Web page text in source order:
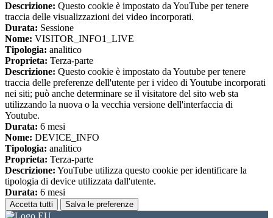
Descrizione: Questo cookie è impostato da YouTube per tenere
traccia delle visualizzazioni dei video incorporati.
Durata: Sessione
Nome: VISITOR_INFO1_LIVE
Tipologia: analitico
Proprieta: Terza-parte
Descrizione: Questo cookie è impostato da Youtube per tenere
traccia delle preferenze dell'utente per i video di Youtube incorporati
nei siti; può anche determinare se il visitatore del sito web sta
utilizzando la nuova o la vecchia versione dell'interfaccia di
Youtube.
Durata: 6 mesi
Nome: DEVICE_INFO
Tipologia: analitico
Proprieta: Terza-parte
Descrizione: YouTube utilizza questo cookie per identificare la
tipologia di device utilizzata dall'utente.
Durata: 6 mesi
Accetta tutti Salva le preferenze